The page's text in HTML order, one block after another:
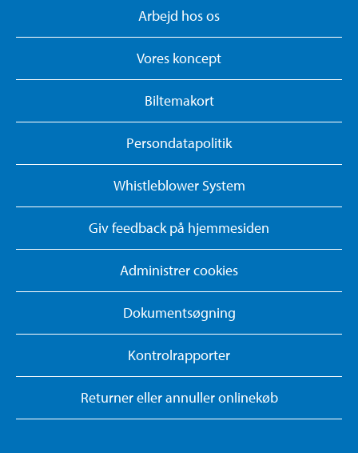
Arbejd hos os
Vores koncept
Biltemakort
Persondatapolitik
Whistleblower System
Giv feedback på hjemmesiden
Administrer cookies
Dokumentsøgning
Kontrolrapporter
Returner eller annuller onlinekøb